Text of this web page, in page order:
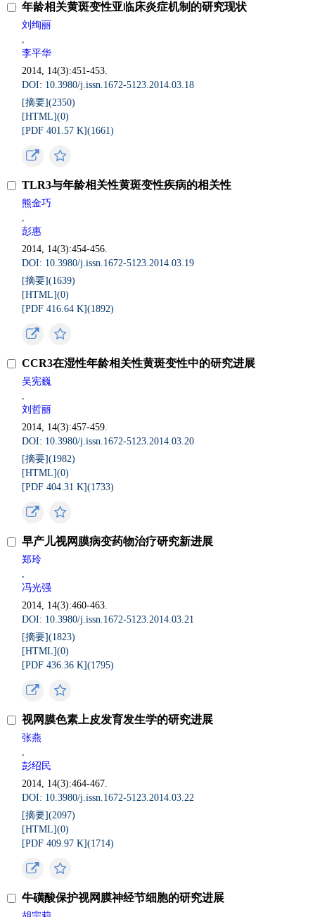
年龄相关黄斑变性亚临床炎症机制的研究现状
刘绚丽
,
李平华
2014, 14(3):451-453.
DOI: 10.3980/j.issn.1672-5123.2014.03.18
[摘要](2350)
[HTML](0)
[PDF 401.57 K](1661)
TLR3与年龄相关性黄斑变性疾病的相关性
熊金巧
,
彭惠
2014, 14(3):454-456.
DOI: 10.3980/j.issn.1672-5123.2014.03.19
[摘要](1639)
[HTML](0)
[PDF 416.64 K](1892)
CCR3在湿性年龄相关性黄斑变性中的研究进展
吴宪巍
,
刘哲丽
2014, 14(3):457-459.
DOI: 10.3980/j.issn.1672-5123.2014.03.20
[摘要](1982)
[HTML](0)
[PDF 404.31 K](1733)
早产儿视网膜病变药物治疗研究新进展
郑玲
,
冯光强
2014, 14(3):460-463.
DOI: 10.3980/j.issn.1672-5123.2014.03.21
[摘要](1823)
[HTML](0)
[PDF 436.36 K](1795)
视网膜色素上皮发育发生学的研究进展
张燕
,
彭绍民
2014, 14(3):464-467.
DOI: 10.3980/j.issn.1672-5123.2014.03.22
[摘要](2097)
[HTML](0)
[PDF 409.97 K](1714)
牛磺酸保护视网膜神经节细胞的研究进展